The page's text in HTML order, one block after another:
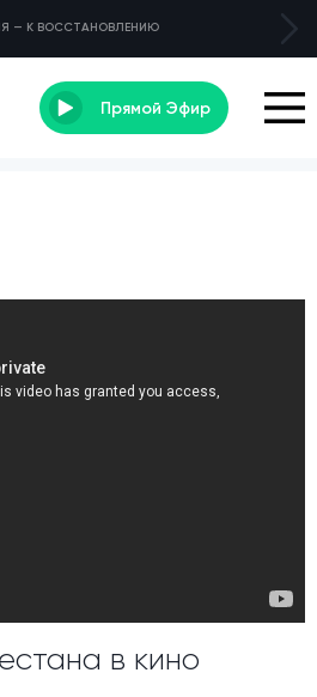
— К ВОССТАНОВЛЕНИЮ
Прямой Эфир
в кино